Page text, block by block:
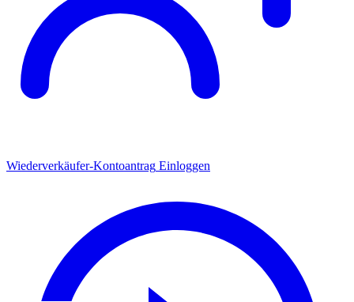
Wiederverkäufer-Kontoantrag Einloggen